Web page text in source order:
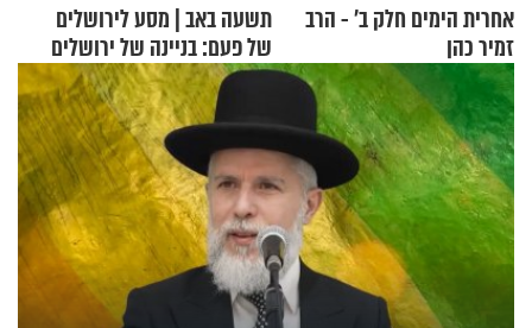
אחרית הימים חלק ב’ - הרב
זמיר כהן
תשעה באב | מסע לירושלים
של פעם: בניינה של ירושלים